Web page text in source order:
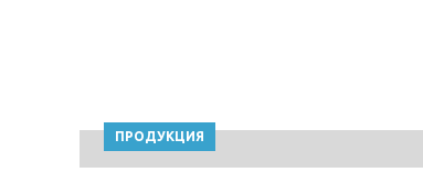
ПРОДУКЦИЯ